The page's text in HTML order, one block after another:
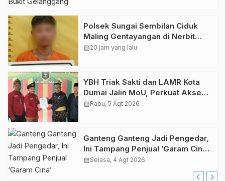
Polsek Sungai Sembilan Ciduk
Maling Gentayangan di Nerbit
Besar Dumai
calendar_month20 jam yang lalu
YBH Triak Sakti dan LAMR Kota
Dumai Jalin MoU, Perkuat Akses
Bantuan Hukum bagi Masyarakat
calendar_monthRabu, 5 Agt 2026
Ganteng Ganteng Jadi Pengedar,
Ini Tampang Penjual ‘Garam Cina’
di Baganbesar Timur
calendar_monthSelasa, 4 Agt 2026